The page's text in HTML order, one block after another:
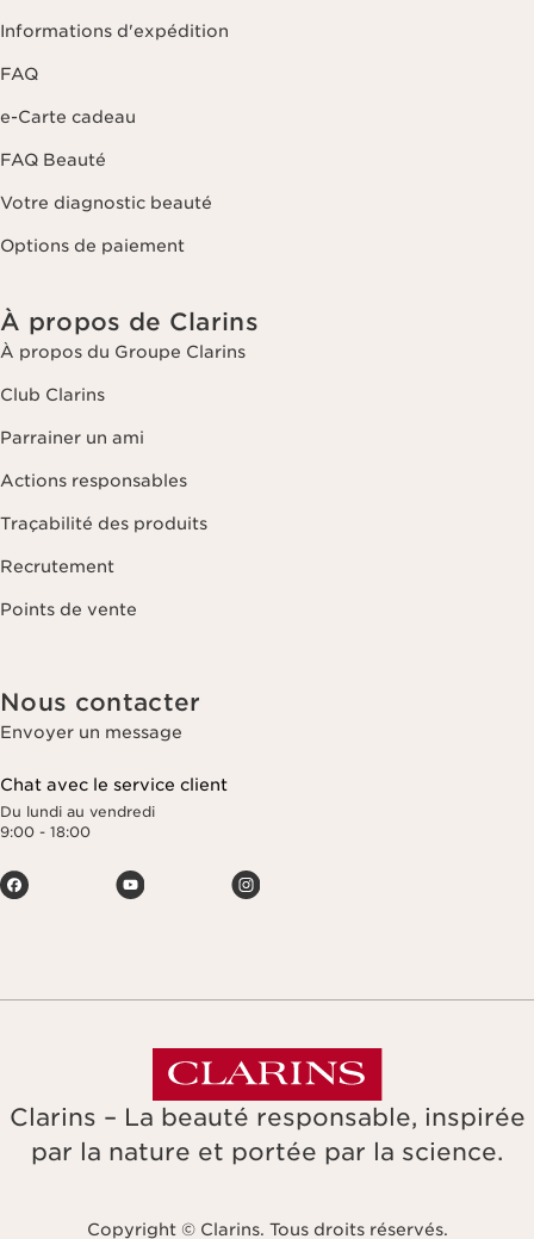
Informations d'expédition
FAQ
e-Carte cadeau
FAQ Beauté
Votre diagnostic beauté
Options de paiement
À propos de Clarins
À propos du Groupe Clarins
Club Clarins
Parrainer un ami
Actions responsables
Traçabilité des produits
Recrutement
Points de vente
Nous contacter
Envoyer un message
Chat avec le service client
Du lundi au vendredi
9:00 - 18:00
Clarins – La beauté responsable, inspirée
par la nature et portée par la science.
Copyright © Clarins. Tous droits réservés.